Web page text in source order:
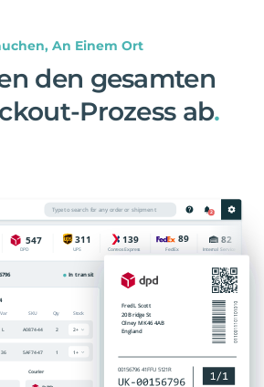
An Einem Ort
den gesamten
Prozess ab.